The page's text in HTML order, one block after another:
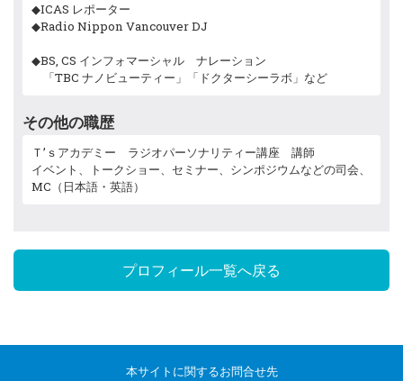
◆ICAS レポーター
◆Radio Nippon Vancouver DJ
◆BS, CS インフォマーシャル ナレーション
「TBC ナノビューティー」「ドクターシーラボ」など
その他の職歴
Ｔ’ｓアカデミー ラジオパーソナリティー講座 講師
イベント、トークショー、セミナー、シンポジウムなどの司会、
MC（日本語・英語）
プロフィール一覧へ戻る
本サイトに関するお問合せ先